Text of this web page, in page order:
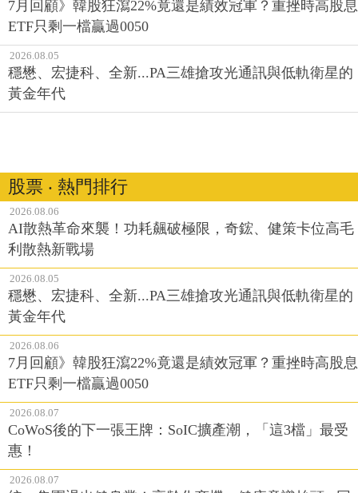
7月回顧》韓股狂瀉22%竟還是績效冠軍？重挫時高股息
ETF只剩一檔贏過0050
2026.08.05
穩懋、宏捷科、全新...PA三雄搶攻光通訊與低軌衛星的
黃金年代
股票 ‧ 熱門排行
2026.08.06
AI散熱革命來襲！功耗飆破極限，奇鋐、健策卡位高毛
利散熱新戰場
2026.08.05
穩懋、宏捷科、全新...PA三雄搶攻光通訊與低軌衛星的
黃金年代
2026.08.06
7月回顧》韓股狂瀉22%竟還是績效冠軍？重挫時高股息
ETF只剩一檔贏過0050
2026.08.07
CoWoS後的下一張王牌：SoIC擴產潮，「這3檔」最受
惠！
2026.08.07